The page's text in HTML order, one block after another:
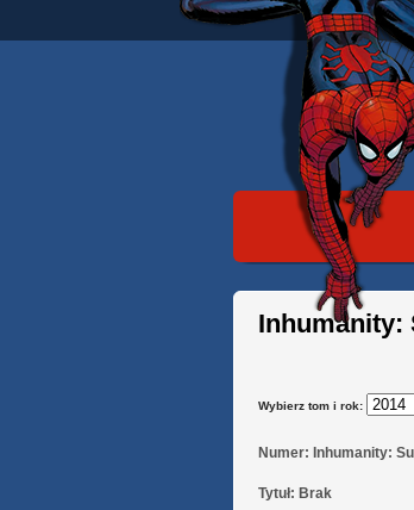
Inhumanity:
Wybierz tom i rok:
Numer: Inhumanity:
Tytuł: Brak